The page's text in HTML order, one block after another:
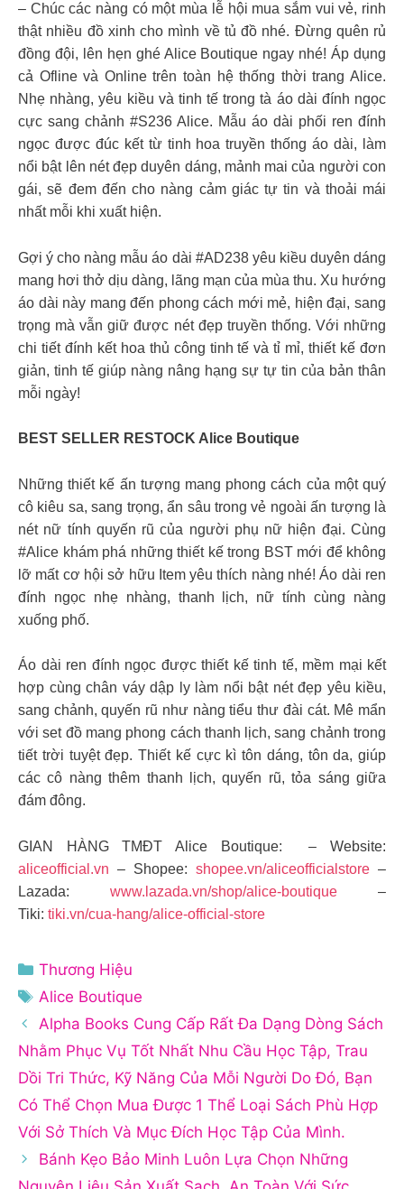
– Chúc các nàng có một mùa lễ hội mua sắm vui vẻ, rinh
thật nhiều đồ xinh cho mình về tủ đồ nhé. Đừng quên rủ
đồng đội, lên hẹn ghé Alice Boutique ngay nhé! Áp dụng
cả Ofline và Online trên toàn hệ thống thời trang Alice.
Nhẹ nhàng, yêu kiều và tinh tế trong tà áo dài đính ngọc
cực sang chảnh #S236 Alice. Mẫu áo dài phối ren đính
ngọc được đúc kết từ tinh hoa truyền thống áo dài, làm
nổi bật lên nét đẹp duyên dáng, mảnh mai của người con
gái, sẽ đem đến cho nàng cảm giác tự tin và thoải mái
nhất mỗi khi xuất hiện.
Gợi ý cho nàng mẫu áo dài #AD238 yêu kiều duyên dáng
mang hơi thở dịu dàng, lãng mạn của mùa thu. Xu hướng
áo dài này mang đến phong cách mới mẻ, hiện đại, sang
trọng mà vẫn giữ được nét đẹp truyền thống. Với những
chi tiết đính kết hoa thủ công tinh tế và tỉ mỉ, thiết kế đơn
giản, tinh tế giúp nàng nâng hạng sự tự tin của bản thân
mỗi ngày!
BEST SELLER RESTOCK Alice Boutique
Những thiết kế ấn tượng mang phong cách của một quý
cô kiêu sa, sang trọng, ẩn sâu trong vẻ ngoài ấn tượng là
nét nữ tính quyến rũ của người phụ nữ hiện đại. Cùng
#Alice khám phá những thiết kế trong BST mới để không
lỡ mất cơ hội sở hữu Item yêu thích nàng nhé! Áo dài ren
đính ngọc nhẹ nhàng, thanh lịch, nữ tính cùng nàng
xuống phố.
Áo dài ren đính ngọc được thiết kế tinh tế, mềm mại kết
hợp cùng chân váy dập ly làm nổi bật nét đẹp yêu kiều,
sang chảnh, quyến rũ như nàng tiểu thư đài cát. Mê mẩn
với set đồ mang phong cách thanh lịch, sang chảnh trong
tiết trời tuyệt đẹp. Thiết kế cực kì tôn dáng, tôn da, giúp
các cô nàng thêm thanh lịch, quyến rũ, tỏa sáng giữa
đám đông.
GIAN HÀNG TMĐT Alice Boutique: – Website:
aliceofficial.vn – Shopee: shopee.vn/aliceofficialstore –
Lazada: www.lazada.vn/shop/alice-boutique –
Tiki: tiki.vn/cua-hang/alice-official-store
Danh
mục
Thương Hiệu
Thẻ
Alice Boutique
Alpha Books Cung Cấp Rất Đa Dạng Dòng Sách
Nhằm Phục Vụ Tốt Nhất Nhu Cầu Học Tập, Trau
Dồi Tri Thức, Kỹ Năng Của Mỗi Người Do Đó, Bạn
Có Thể Chọn Mua Được 1 Thể Loại Sách Phù Hợp
Với Sở Thích Và Mục Đích Học Tập Của Mình.
Bánh Kẹo Bảo Minh Luôn Lựa Chọn Những